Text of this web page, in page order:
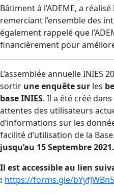
Bâtiment à l’ADEME, a
remerciant l’ensemble des
également rappelé que
financièrement pour
L’assemblée annuelle INIES
sortir une enquête sur les
base INIES. Il a été créé
attentes des utilisateurs
d’informations sur les
facilité d’utilisation de la Base.
jusqu’au 15 Septembre 2021.
Il est accessible au lien
: https://forms.gle/